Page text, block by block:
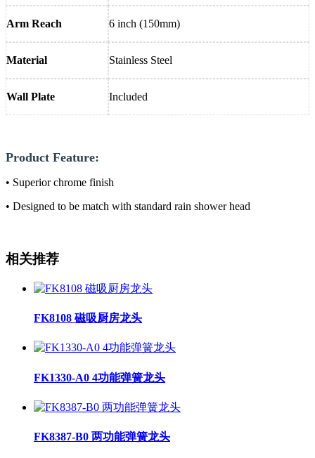
Arm Reach 6 inch (150mm)
Material Stainless Steel
Wall Plate Included
Product Feature:
• Superior chrome finish
• Designed to be match with standard rain shower head
相关推荐
FK8108 磁吸厨房龙头
FK1330-A0 4功能弹簧龙头
FK8387-B0 两功能弹簧龙头